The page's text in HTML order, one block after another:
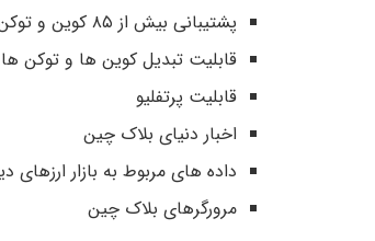
پشتیبانی بیش از ۸۵ کوین و توکن
قابلیت تبدیل کوین ها و توکن
قابلیت پرتفلیو
اخبار دنیای بلاک چین
داده های مربوط به بازار ارزهای
مرورگرهای بلاک چین